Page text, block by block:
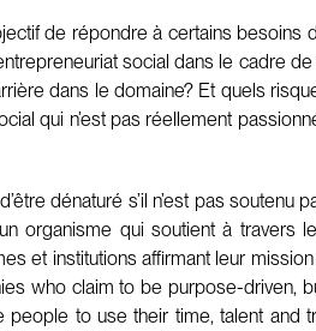
de répondre à certains besoins
social dans le cadre
dans le domaine? Et quels
qui n’est pas réellement
dénaturé s’il n’est pas
organisme qui soutient à travers
et institutions affirmant leur
who claim to be purpose-driven,
to use their time, talent